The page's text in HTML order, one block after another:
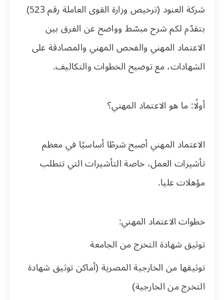
شركة العنود (ترخيص وزارة القوى العاملة رقم523
)
بتقدّم لكم شرح مبسّط وواضح عن الفرق بين
الاعتماد المهني والفحص المهني والمصادقة على
الشهادات، مع توضيح الخطوات والتكاليف.
أولًا: ما هو الاعتماد المهني؟
الاعتماد المهني أصبح شرطًا أساسيًا في معظم
تأشيرات العمل، خاصة التأشيرات التي تتطلب
مؤهلات عليا.
خطوات الاعتماد المهني:
توثيق شهادة التخرج من الجامعة
توثيقها من الخارجية المصرية (أماكن توثيق شهادة
التخرج من الخارجية)